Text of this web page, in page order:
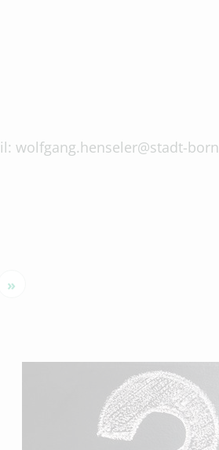
wolfgang.henseler@stadt-
»